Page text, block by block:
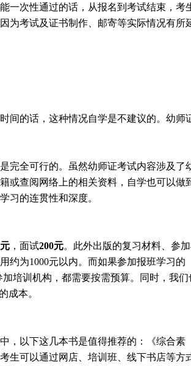
一次性通过的话，从报名到考试结束，考
为考试及证书制作、邮寄等实际情况有所
间的话，这种情况自学是不建议的。幼师
完全可行的。虽然幼师证考试内容涉及了
或查阅网络上的相关资料，自学也可以做
习的连贯性和深度。
，面试200元。此外出版的复习材料、参
约为1000元以内。而如果参加报班学习的
培训机构，都需要按需预算。同时，我们
成本。
，以下这几本书是值得推荐的：《综合素
生可以通过网店、培训班、线下书店等方